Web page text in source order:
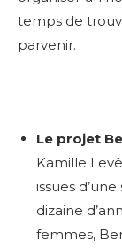
temps de
parvenir.
Le projet
Kamille
issues
dizaine
femmes,